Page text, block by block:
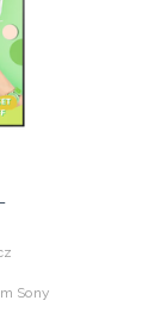
Sony